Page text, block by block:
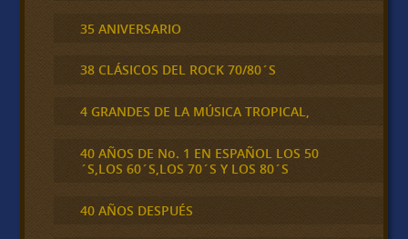
35 ANIVERSARIO
38 CLÁSICOS DEL ROCK 70/80´S
4 GRANDES DE LA MÚSICA TROPICAL,
40 AÑOS DE No. 1 EN ESPAÑOL LOS 50
´S,LOS 60´S,LOS 70´S Y LOS 80´S
40 AÑOS DESPUÉS